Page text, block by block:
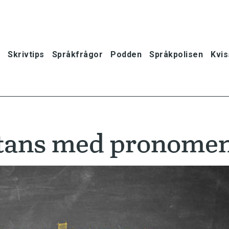
Skrivtips Språkfrågor Podden Språkpolisen
med